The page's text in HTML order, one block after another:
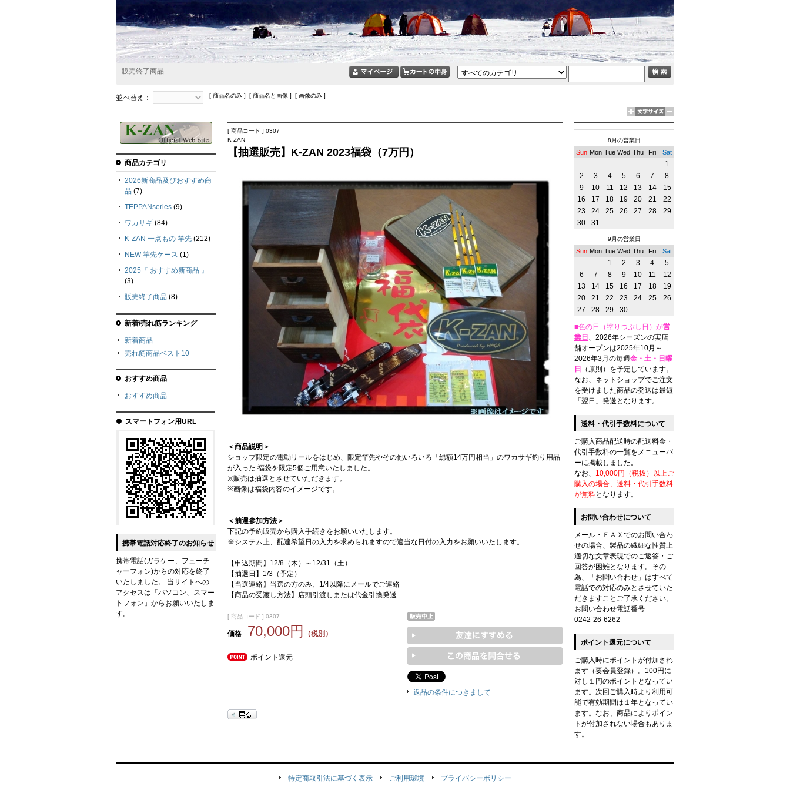
販売終了商品
並べ替え： [ 商品名のみ ] [ 商品名と画像 ] [ 画像のみ ]
[ 商品コード ] 0307
K-ZAN
【抽選販売】K-ZAN 2023福袋（7万円）
＜商品説明＞
ショップ限定の電動リールをはじめ、限定竿先やその他いろいろ「総額14万円相当」のワカサギ釣り用品
が入った 福袋を限定5個ご用意いたしました。
※販売は抽選とさせていただきます。
※画像は福袋内容のイメージです。
＜抽選参加方法＞
下記の予約販売から購入手続きをお願いいたします。
※システム上、配達希望日の入力を求められますので適当な日付の入力をお願いいたします。
【申込期間】12/8（木）～12/31（土）
【抽選日】1/3（予定）
【当選連絡】当選の方のみ、1/4以降にメールでご連絡
【商品の受渡し方法】店頭引渡しまたは代金引換発送
[ 商品コード ] 0307
価格 70,000円 （税別）
ポイント還元
返品の条件につきまして
商品カテゴリ
2026新商品及びおすすめ商
品 (7)
TEPPANseries (9)
ワカサギ (84)
K-ZAN 一点もの 竿先 (212)
NEW 竿先ケース (1)
2025『 おすすめ新商品 』
(3)
販売終了商品 (8)
新着/売れ筋ランキング
新着商品
売れ筋商品ベスト10
おすすめ商品
おすすめ商品
スマートフォン用URL
携帯電話対応終了のお知らせ
携帯電話(ガラケー、フューチ
ャーフォン)からの対応を終了
いたしました。 当サイトへの
アクセスは「パソコン、スマー
トフォン」からお願いいたしま
す。
8月の営業日
Sun Mon Tue Wed Thu Fri Sat
1
2
3 4 5 6 7
8
9
10 11 12 13 14
15
16
17 18 19 20 21
22
23
24 25 26 27 28
29
30
31
9月の営業日
Sun Mon Tue Wed Thu Fri Sat
1 2 3 4
5
6
7 8 9 10 11
12
13
14 15 16 17 18
19
20
21 22 23 24 25
26
27
28 29 30
■色の日（塗りつぶし日）が営
業日 、2026年シーズンの実店
舗オープンは2025年10月～
2026年3月の毎週金・土・日曜
日
（原則）を予定しています。
なお、ネットショップでご注文
を受けました商品の発送は最短
「翌日」発送となります。
送料・代引手数料について
ご購入商品配送時の配送料金・
代引手数料の一覧をメニューバ
ーに掲載しました。
なお、 10,000円（税抜）以上ご
購入の場合、送料・代引手数料
が無料となります。
お問い合わせについて
メール・ＦＡＸでのお問い合わ
せの場合、製品の繊細な性質上
適切な文章表現でのご返答・ご
回答が困難となります。その
為、「お問い合わせ」はすべて
電話での対応のみとさせていた
だきますことご了承ください。
お問い合わせ電話番号
0242-26-6262
ポイント還元について
ご購入時にポイントが付加され
ます（要会員登録）。100円に
対し１円のポイントとなってい
ます。次回ご購入時より利用可
能で有効期間は１年となってい
ます。なお、商品によりポイン
トが付加されない場合もありま
す。
特定商取引法に基づく表示 ご利用環境 プライバシーポリシー